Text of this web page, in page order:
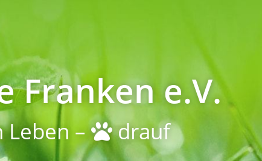
Franken e.V.
Leben – drauf